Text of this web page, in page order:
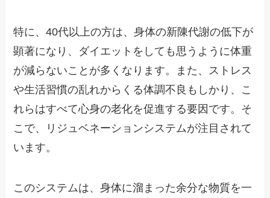
特に、40代以上の方は、身体の新陳代謝の低下が
顕著になり、ダイエットをしても思うように体重
が減らないことが多くなります。また、ストレス
や生活習慣の乱れからくる体調不良もしかり、こ
れらはすべて心身の老化を促進する要因です。そ
こで、リジュベネーションシステムが注目されて
います。
このシステムは、身体に溜まった余分な物質を一